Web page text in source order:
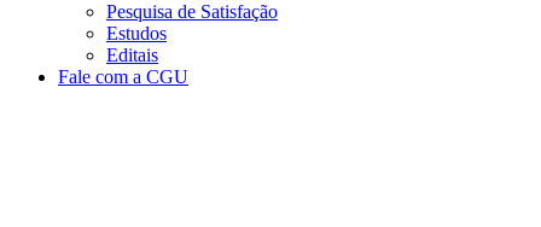
Pesquisa de Satisfação
Estudos
Editais
Fale com a CGU